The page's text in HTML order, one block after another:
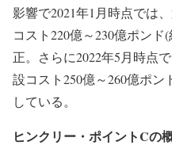
影響で2021年1月時点では
コスト220億～230億ポン
正。さらに2022年5月時点
設コスト250億～260億ポン
している。
ヒンクリー・ポイントCの